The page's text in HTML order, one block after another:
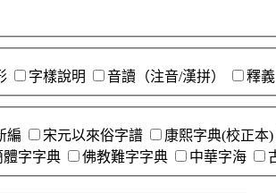
字樣說明 音讀（注音/漢拼） 釋義
編 宋元以來俗字譜 康熙字典(校正本)
體字字典 佛教難字字典 中華字海